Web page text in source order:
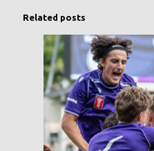
Related posts